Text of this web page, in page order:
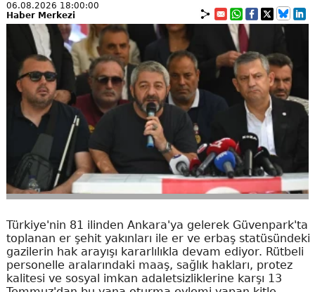
06.08.2026 18:00:00
Haber Merkezi
Türkiye'nin 81 ilinden Ankara'ya gelerek Güvenpark'ta
toplanan er şehit yakınları ile er ve erbaş statüsündeki
gazilerin hak arayışı kararlılıkla devam ediyor. Rütbeli
personelle aralarındaki maaş, sağlık hakları, protez
kalitesi ve sosyal imkan adaletsizliklerine karşı 13